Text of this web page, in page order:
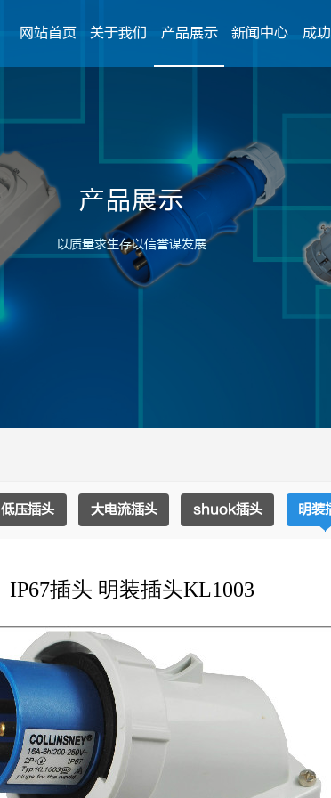
产品展示
以质量求生存以信誉谋发展
网站首页 关于我们 产品展示 新闻中心 成
低压插头 大电流插头 shuok插头 明装
IP67插头 明装插头KL1003